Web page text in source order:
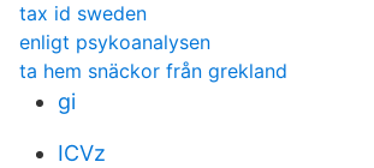
tax id sweden
enligt psykoanalysen
ta hem snäckor från grekland
gi
ICVz